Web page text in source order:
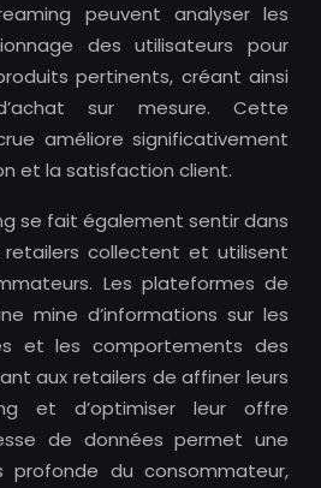
peuvent analyser les
des utilisateurs pour
pertinents, créant ainsi
sur mesure. Cette
améliore significativement
et la satisfaction client.
se fait également sentir dans
collectent et utilisent
Les plateformes de
mine d’informations sur les
et les comportements des
aux retailers de affiner leurs
et d’optimiser leur offre
de données permet une
profonde du consommateur,